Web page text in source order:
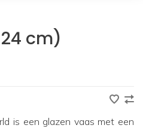
cm)
is een glazen vaas met een